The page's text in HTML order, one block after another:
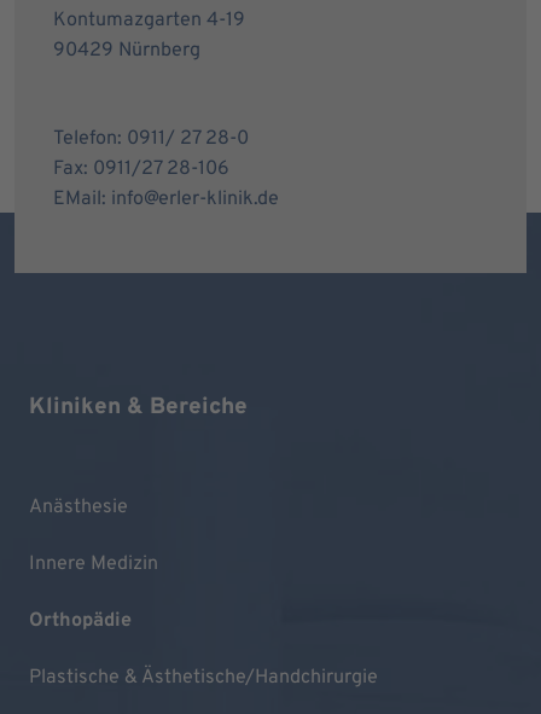
Kontumazgarten 4-19
90429 Nürnberg
Telefon: 0911/ 27 28-0
Fax: 0911/27 28-106
EMail: info@erler-klinik.de
Kliniken & Bereiche
Anästhesie
Innere Medizin
Orthopädie
Plastische & Ästhetische/Handchirurgie